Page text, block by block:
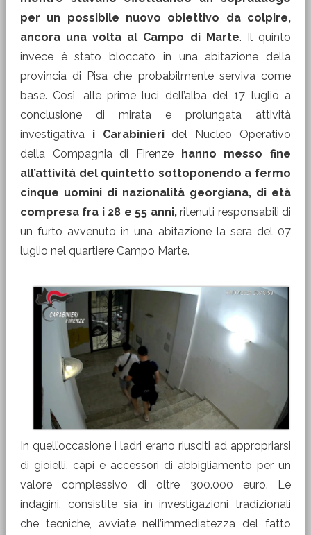
per un possibile nuovo obiettivo da colpire,
ancora una volta al Campo di Marte. Il quinto
invece è stato bloccato in una abitazione della
provincia di Pisa che probabilmente serviva come
base. Così, alle prime luci dell’alba del 17 luglio a
conclusione di mirata e prolungata attività
investigativa i Carabinieridel Nucleo Operativo
della Compagnia di Firenze hanno messo fine
all’attività del quintetto sottoponendo a fermo
cinque uomini di nazionalità georgiana, di età
compresa fra i 28 e 55 anni,ritenuti responsabili di
un furto avvenuto in una abitazione la sera del 07
luglio nel quartiere Campo Marte.
In quell’occasione i ladri erano riusciti ad appropriarsi
di gioielli, capi e accessori di abbigliamento per un
valore complessivo di oltre 300.000 euro. Le
indagini, consistite sia in investigazioni tradizionali
che tecniche, avviate nell’immediatezza del fatto